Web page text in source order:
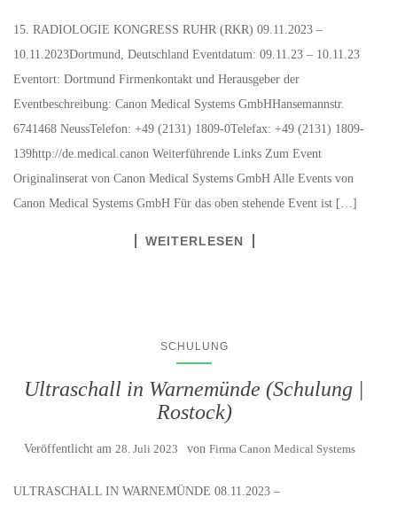
15. RADIOLOGIE KONGRESS RUHR (RKR) 09.11.2023 –
10.11.2023Dortmund, Deutschland Eventdatum: 09.11.23 – 10.11.23
Eventort: Dortmund Firmenkontakt und Herausgeber der
Eventbeschreibung: Canon Medical Systems GmbHHansemannstr.
6741468 NeussTelefon: +49 (2131) 1809-0Telefax: +49 (2131) 1809-
139http://de.medical.canon Weiterführende Links Zum Event
Originalinserat von Canon Medical Systems GmbH Alle Events von
Canon Medical Systems GmbH Für das oben stehende Event ist […]
WEITERLESEN
SCHULUNG
Ultraschall in Warnemünde (Schulung |
Rostock)
Veröffentlicht am 28. Juli 2023 von Firma Canon Medical Systems
ULTRASCHALL IN WARNEMÜNDE 08.11.2023 –